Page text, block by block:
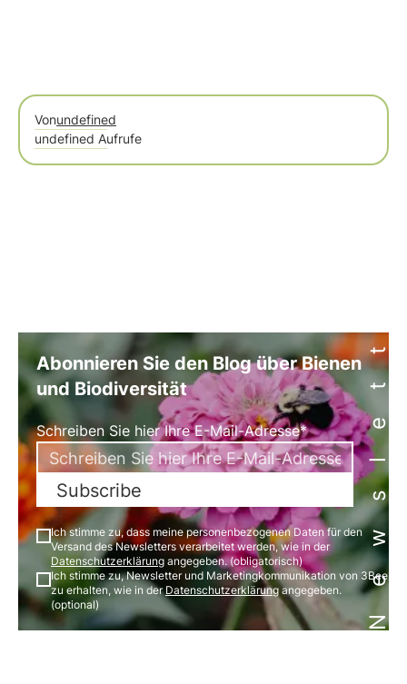
Vonundefined
undefined Aufrufe
Newsletter
Abonnieren Sie den Blog über Bienen
und Biodiversität
Schreiben Sie hier Ihre E-Mail-Adresse*
Subscribe
Ich stimme zu, dass meine personenbezogenen Daten für den
Versand des Newsletters verarbeitet werden, wie in der
Datenschutzerklärung angegeben. (obligatorisch)
Ich stimme zu, Newsletter und Marketingkommunikation von 3Bee
zu erhalten, wie in derDatenschutzerklärungangegeben.
(optional)